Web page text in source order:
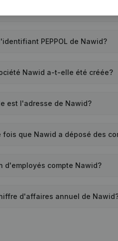
PEPPOL de Nawid?
Nawid a-t-elle été créée?
est l'adresse de Nawid?
fois que Nawid a déposé des
d'employés compte Nawid?
d'affaires annuel de